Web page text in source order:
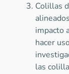
Colillas
impacto
hacer
las